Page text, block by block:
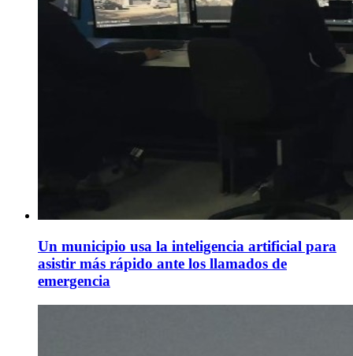
Un municipio usa la inteligencia artificial para
asistir más rápido ante los llamados de
emergencia